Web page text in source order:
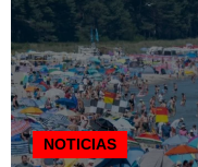
NOTICIAS